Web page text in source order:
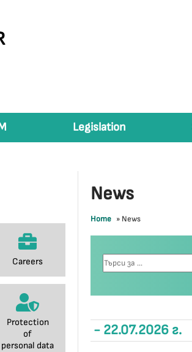
Legislation
Careers
Protection
of
personal data
News
Home » News
- 22.07.2026 г.